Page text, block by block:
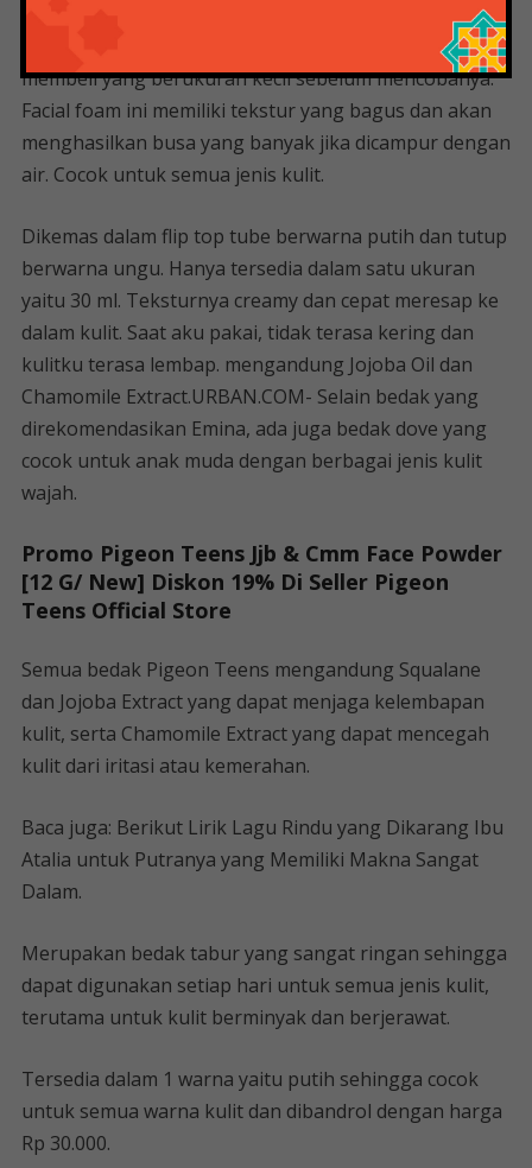
biru muda. Ada dua ukuran, 40g dan 100g. Bagi Anda
yang baru pertama kali mencobanya, Anda bisa
membeli yang berukuran kecil sebelum mencobanya.
Facial foam ini memiliki tekstur yang bagus dan akan
menghasilkan busa yang banyak jika dicampur dengan
air. Cocok untuk semua jenis kulit.
Dikemas dalam flip top tube berwarna putih dan tutup
berwarna ungu. Hanya tersedia dalam satu ukuran
yaitu 30 ml. Teksturnya creamy dan cepat meresap ke
dalam kulit. Saat aku pakai, tidak terasa kering dan
kulitku terasa lembap. mengandung Jojoba Oil dan
Chamomile Extract.URBAN.COM- Selain bedak yang
direkomendasikan Emina, ada juga bedak dove yang
cocok untuk anak muda dengan berbagai jenis kulit
wajah.
Promo Pigeon Teens Jjb & Cmm Face Powder
[12 G/ New] Diskon 19% Di Seller Pigeon
Teens Official Store
Semua bedak Pigeon Teens mengandung Squalane
dan Jojoba Extract yang dapat menjaga kelembapan
kulit, serta Chamomile Extract yang dapat mencegah
kulit dari iritasi atau kemerahan.
Baca juga: Berikut Lirik Lagu Rindu yang Dikarang Ibu
Atalia untuk Putranya yang Memiliki Makna Sangat
Dalam.
Merupakan bedak tabur yang sangat ringan sehingga
dapat digunakan setiap hari untuk semua jenis kulit,
terutama untuk kulit berminyak dan berjerawat.
Tersedia dalam 1 warna yaitu putih sehingga cocok
untuk semua warna kulit dan dibandrol dengan harga
Rp 30.000.